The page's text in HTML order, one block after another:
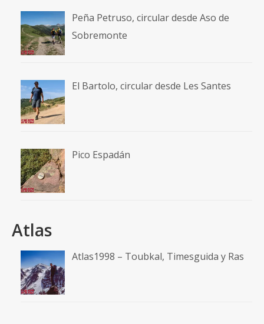
Peña Petruso, circular desde Aso de
Sobremonte
El Bartolo, circular desde Les Santes
Pico Espadán
Atlas
Atlas1998 – Toubkal, Timesguida y Ras